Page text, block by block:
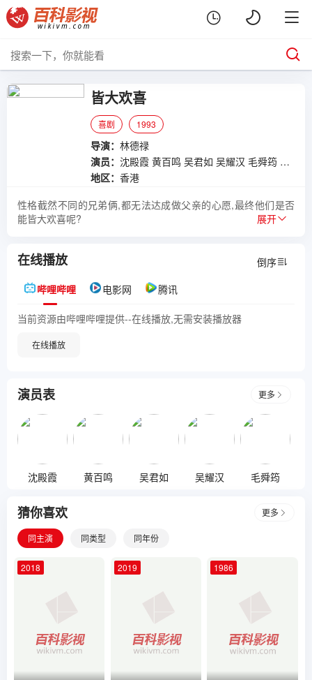
皆大欢喜
喜剧 1993
导演： 林德禄
演员： 沈殿霞 黄百鸣 吴君如 吴耀汉 毛舜筠 林子祥
地区： 香港
性格截然不同的兄弟俩,都无法达成做父亲的心愿,最终他们是否
能皆大欢喜呢?
展开
倒序
在线播放
哔哩哔哩 电影网 腾讯
当前资源由哔哩哔哩提供--在线播放,无需安装播放器
在线播放
演员表 更多
沈殿霞 黄百鸣 吴君如 吴耀汉 毛舜筠
猜你喜欢 更多
同主演 同类型 同年份
2018 2019 1986